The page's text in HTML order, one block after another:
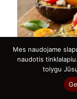
Mes naudojame
naudotis
tolygu